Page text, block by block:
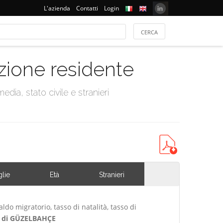
L'azienda Contatti Login
residente
stato civile e stranieri
Età Stranieri
migratorio, tasso di natalità, tasso di
GÜZELBAHÇE